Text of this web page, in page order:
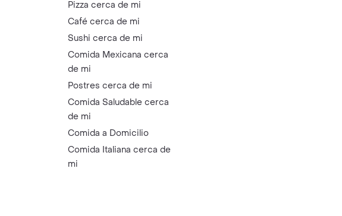
Pizza cerca de mi
Café cerca de mi
Sushi cerca de mi
Comida Mexicana cerca
de mi
Postres cerca de mi
Comida Saludable cerca
de mi
Comida a Domicilio
Comida Italiana cerca de
mi